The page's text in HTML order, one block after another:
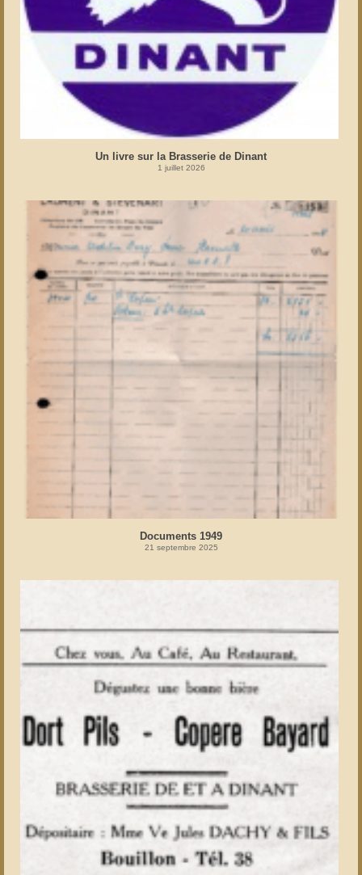
Un livre sur la Brasserie de Dinant
1 juillet 2026
Documents 1949
21 septembre 2025